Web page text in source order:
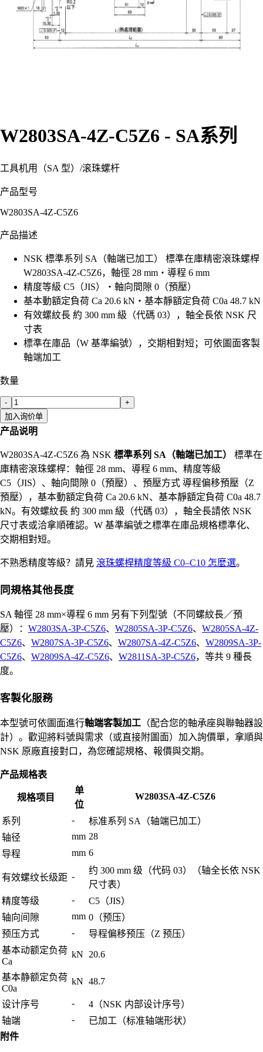
W2803SA-4Z-C5Z6 - SA系列
工具机用（SA 型） /滚珠螺杆
产品型号
W2803SA-4Z-C5Z6
产品描述
NSK 標準系列 SA（軸端已加工） 標準在庫精密滾珠螺桿
W2803SA-4Z-C5Z6，軸徑 28 mm・導程 6 mm
精度等級 C5（JIS）・軸向間隙 0（預壓）
基本動額定負荷 Ca 20.6 kN・基本靜額定負荷 C0a 48.7 kN
有效螺紋長 約 300 mm 級（代碼 03），軸全長依 NSK 尺
寸表
標準在庫品（W 基準編號），交期相對短；可依圖面客製
軸端加工
数量
-
+
加入询价单
产品说明
W2803SA-4Z-C5Z6 為 NSK 標準系列 SA（軸端已加工）
標準在
庫精密滾珠螺桿：軸徑 28 mm、導程 6 mm、精度等級
C5（JIS）、軸向間隙 0（預壓）、預壓方式 導程偏移預壓（Z
預壓），基本動額定負荷 Ca 20.6 kN、基本靜額定負荷 C0a 48.7
kN。有效螺紋長 約 300 mm 級（代碼 03），軸全長請依 NSK
尺寸表或洽拿順確認。W 基準編號之標準在庫品規格標準化、
交期相對短。
不熟悉精度等級？請見 滾珠螺桿精度等級 C0–C10 怎麼選。
同規格其他長度
SA 軸徑 28 mm×導程 6 mm 另有下列型號（不同螺紋長／預
壓）： W2803SA-3P-C5Z6、 W2805SA-3P-C5Z6、 W2805SA-4Z-
C5Z6、 W2807SA-3P-C5Z6、 W2807SA-4Z-C5Z6、 W2809SA-3P-
C5Z6、 W2809SA-4Z-C5Z6、 W2811SA-3P-C5Z6，等共 9 種長
度。
客製化服務
本型號可依圖面進行軸端客製加工 （配合您的軸承座與聯軸器設
計）。歡迎將料號與需求（或直接附圖面）加入詢價單，拿順與
NSK 原廠直接對口，為您確認規格、報價與交期。
产品规格表
规格项目
单
位
W2803SA-4Z-C5Z6
系列 -
标准系列 SA（轴端已加工）
轴径
mm 28
导程
mm 6
有效螺纹长级距 -
约 300 mm 级（代码 03）（轴全长依 NSK
尺寸表）
精度等级
-
C5（JIS）
轴向间隙
mm 0（预压）
预压方式
-
导程偏移预压（Z 预压）
基本动额定负荷
Ca
kN 20.6
基本静额定负荷
C0a
kN 48.7
设计序号 -
4（NSK 内部设计序号）
轴端
-
已加工（标准轴端形状）
附件